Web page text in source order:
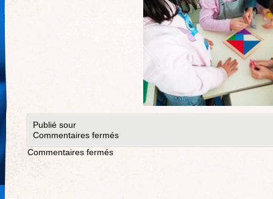
Publié sour
Commentaires fermés
Commentaires fermés